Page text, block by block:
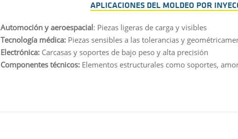
APLICACIONES DEL MOLDEO POR
Automoción y aeroespacial: Piezas ligeras de carga y visibles
Tecnología médica: Piezas sensibles a las tolerancias y
Electrónica: Carcasas y soportes de bajo peso y alta precisión
Componentes técnicos: Elementos estructurales como soportes,